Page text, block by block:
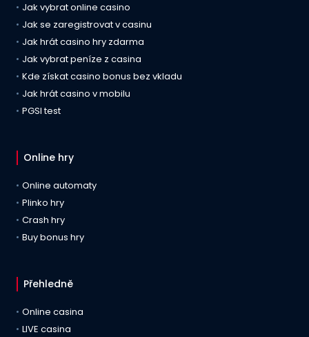
Jak vybrat online casino
Jak se zaregistrovat v casinu
Jak hrát casino hry zdarma
Jak vybrat peníze z casina
Kde získat casino bonus bez vkladu
Jak hrát casino v mobilu
PGSI test
Online hry
Online automaty
Plinko hry
Crash hry
Buy bonus hry
Přehledně
Online casina
LIVE casina